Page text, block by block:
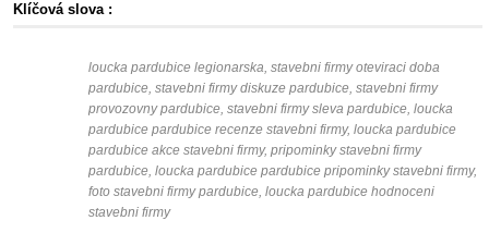
Klíčová slova :
loucka pardubice legionarska, stavebni firmy oteviraci doba
pardubice, stavebni firmy diskuze pardubice, stavebni firmy
provozovny pardubice, stavebni firmy sleva pardubice, loucka
pardubice pardubice recenze stavebni firmy, loucka pardubice
pardubice akce stavebni firmy, pripominky stavebni firmy
pardubice, loucka pardubice pardubice pripominky stavebni firmy,
foto stavebni firmy pardubice, loucka pardubice hodnoceni
stavebni firmy